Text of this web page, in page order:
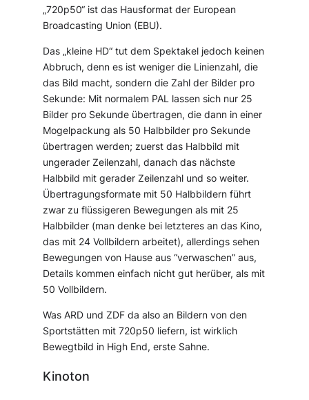
„720p50“ ist das Hausformat der European
Broadcasting Union (EBU).
Das „kleine HD“ tut dem Spektakel jedoch keinen
Abbruch, denn es ist weniger die Linienzahl, die
das Bild macht, sondern die Zahl der Bilder pro
Sekunde: Mit normalem PAL lassen sich nur 25
Bilder pro Sekunde übertragen, die dann in einer
Mogelpackung als 50 Halbbilder pro Sekunde
übertragen werden; zuerst das Halbbild mit
ungerader Zeilenzahl, danach das nächste
Halbbild mit gerader Zeilenzahl und so weiter.
Übertragungsformate mit 50 Halbbildern führt
zwar zu flüssigeren Bewegungen als mit 25
Halbbilder (man denke bei letzteres an das Kino,
das mit 24 Vollbildern arbeitet), allerdings sehen
Bewegungen von Hause aus “verwaschen” aus,
Details kommen einfach nicht gut herüber, als mit
50 Vollbildern.
Was ARD und ZDF da also an Bildern von den
Sportstätten mit 720p50 liefern, ist wirklich
Bewegtbild in High End, erste Sahne.
Kinoton